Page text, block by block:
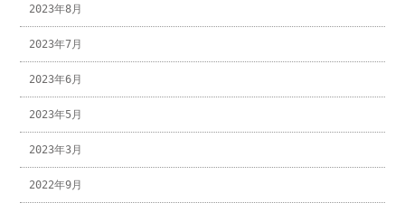
2023年8月
2023年7月
2023年6月
2023年5月
2023年3月
2022年9月